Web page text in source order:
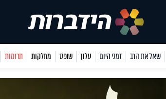
שאל את הרב זמני היום עלון שופס מחלקות תרומות